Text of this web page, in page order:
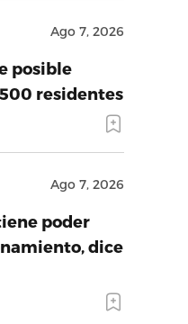
Ago 7, 2026
posible
residentes
Ago 7, 2026
poder
dice